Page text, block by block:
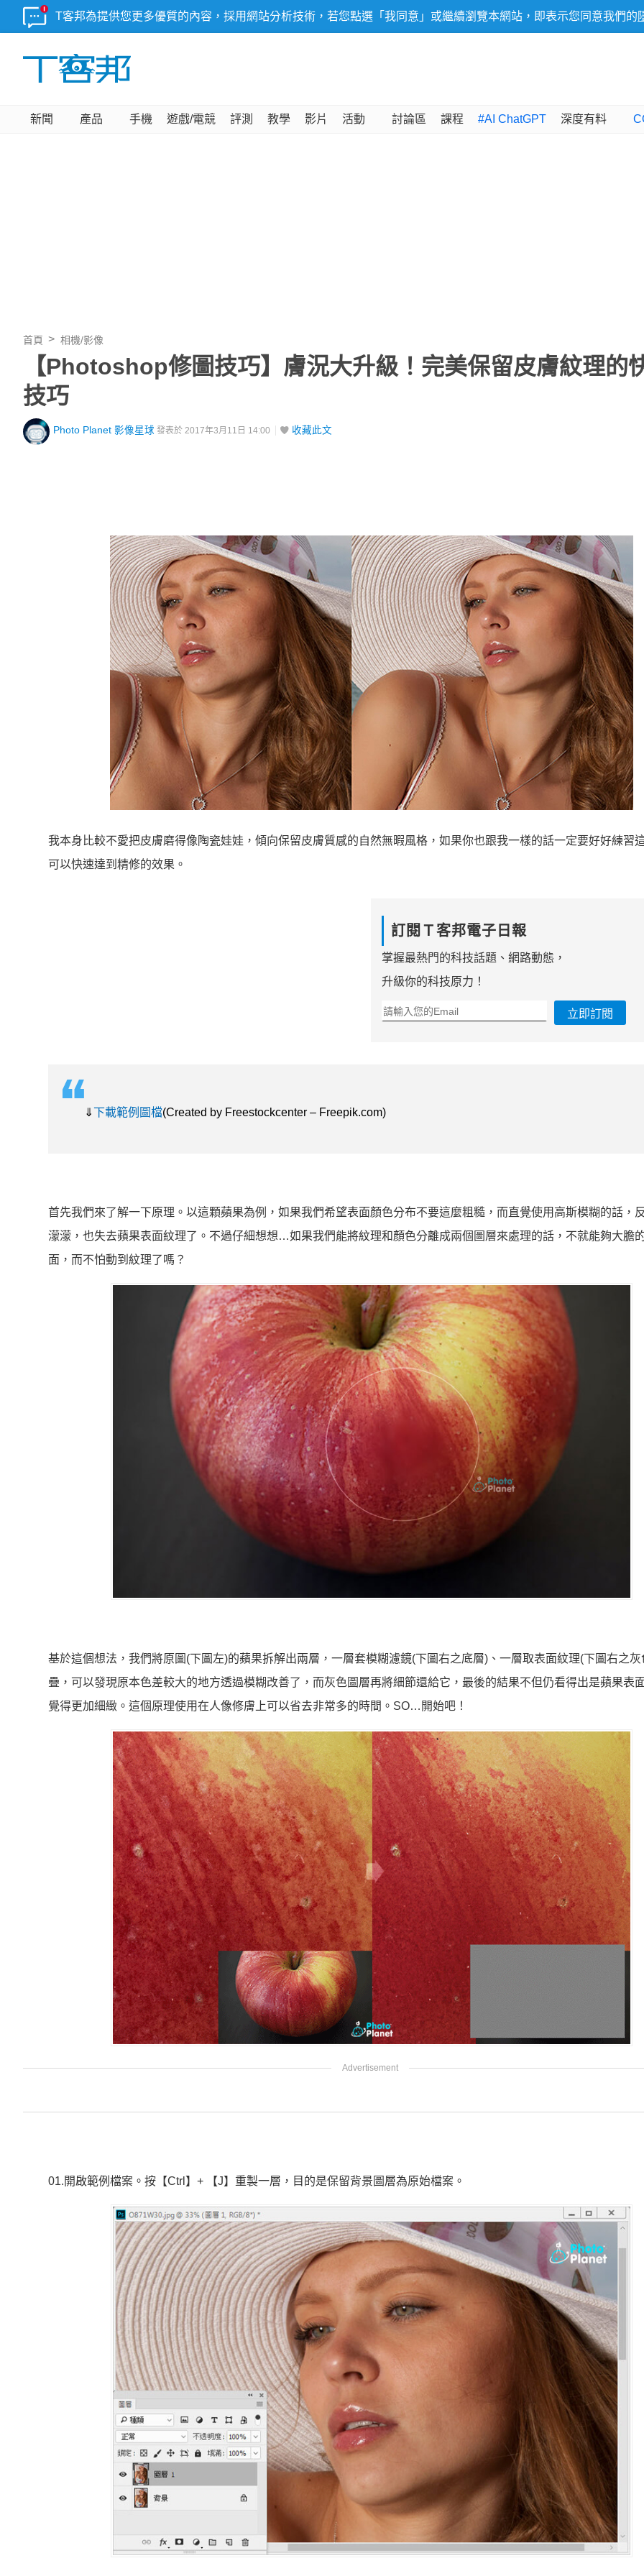
T客邦為提供您更多優質的內容，採用網站分析技術，若您點選「我同意」或繼續瀏覽本網站，即表示您同意我們的
新聞 產品 手機 遊戲/電競 評測 教學 影片 活動 討論區 課程 #AI ChatGPT 深度有料
首頁 相機/影像
【Photoshop修圖技巧】膚況大升級！完美保留皮膚紋理的
技巧
Photo Planet 影像星球 發表於 2017年3月11日 14:00 收藏此文
我本身比較不愛把皮膚磨得像陶瓷娃娃，傾向保留皮膚質感的自然無暇風格，如果你也跟我一樣的話一定要好好練習
可以快速達到精修的效果。
訂閱Ｔ客邦電子日報
掌握最熱門的科技話題、網路動態，
升級你的科技原力！
立即訂閱
⇓下載範例圖檔(Created by Freestockcenter – Freepik.com)
首先我們來了解一下原理。以這顆蘋果為例，如果我們希望表面顏色分布不要這麼粗糙，而直覺使用高斯模糊的話，
濛濛，也失去蘋果表面紋理了。不過仔細想想…如果我們能將紋理和顏色分離成兩個圖層來處理的話，不就能夠大膽
面，而不怕動到紋理了嗎？
基於這個想法，我們將原圖(下圖左)的蘋果拆解出兩層，一層套模糊濾鏡(下圖右之底層)、一層取表面紋理(下圖右之灰
疊，可以發現原本色差較大的地方透過模糊改善了，而灰色圖層再將細節還給它，最後的結果不但仍看得出是蘋果表
覺得更加細緻。這個原理使用在人像修膚上可以省去非常多的時間。SO…開始吧！
01.開啟範例檔案。按【Ctrl】+ 【J】重製一層，目的是保留背景圖層為原始檔案。